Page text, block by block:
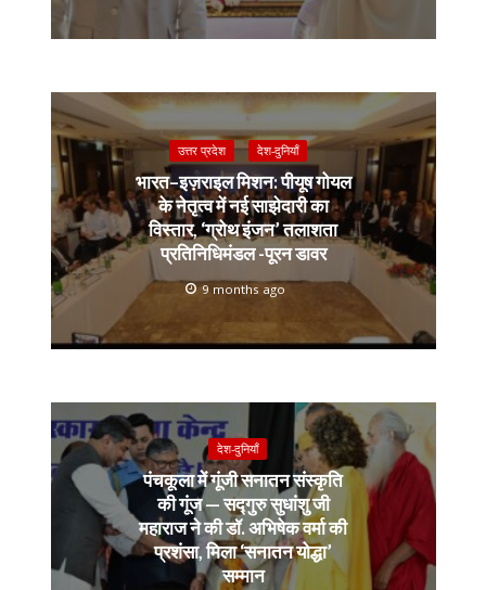
उत्तर प्रदेश देश-दुनियाँ
भारत–इज़राइल मिशन: पीयूष गोयल
के नेतृत्व में नई साझेदारी का
विस्तार, ‘ग्रोथ इंजन’ तलाशता
प्रतिनिधिमंडल -पूरन डावर
9 months ago
देश-दुनियाँ
पंचकूला में गूंजी सनातन संस्कृति
की गूंज — सद्गुरु सुधांशु जी
महाराज ने की डॉ. अभिषेक वर्मा की
प्रशंसा, मिला ‘सनातन योद्धा’
सम्मान